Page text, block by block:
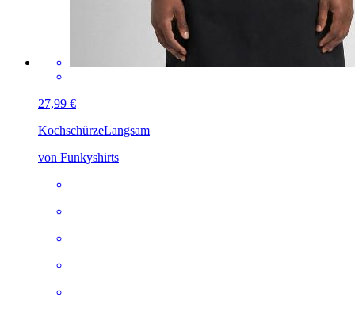
27,99 €
KochschürzeLangsam
von Funkyshirts